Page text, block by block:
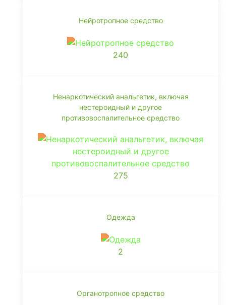
Нейротропное средство
240
Ненаркотический анальгетик, включая
нестероидный и другое
противовоспалительное средство
275
Одежда
2
Органотропное средство